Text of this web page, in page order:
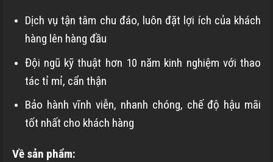
Dịch vụ tận tâm chu đáo, luôn đặt lợi ích của khách
hàng lên hàng đầu
Đội ngũ kỹ thuật hơn 10 năm kinh nghiệm với thao
tác tỉ mỉ, cẩn thận
Bảo hành vĩnh viễn, nhanh chóng, chế độ hậu mãi
tốt nhất cho khách hàng
Về sản phẩm: